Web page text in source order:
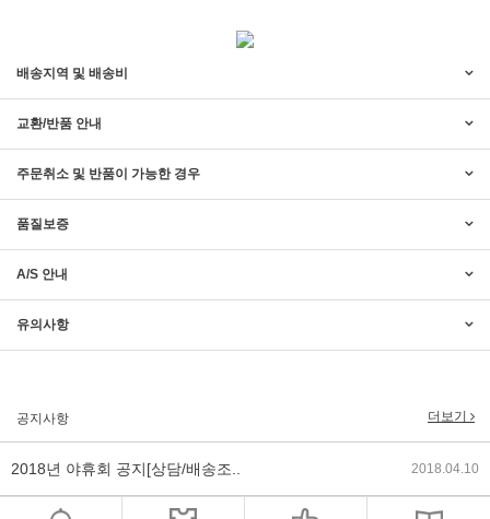
배송지역 및 배송비
교환/반품 안내
주문취소 및 반품이 가능한 경우
품질보증
A/S 안내
유의사항
공지사항 더보기
2017년 미즌하임 리뉴얼 2017.03.06
2019년 설 명절 배송지연 안내
2018년 야휴회 공지[상담/배송조.. 2018.04.10